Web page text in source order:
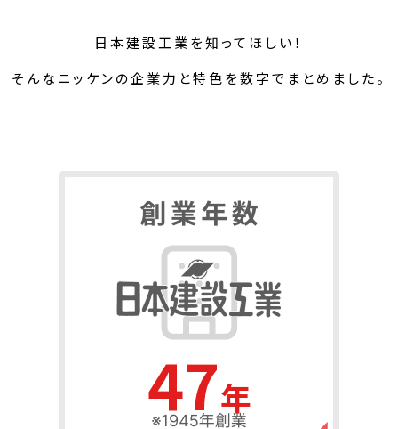
日本建設工業を知ってほしい！
そんなニッケンの企業力と特色を数字でまとめました。
69年